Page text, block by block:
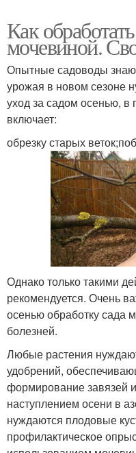
Как
мочевиной.
Опытные садоводы
урожая в новом сезоне
уход за садом осенью,
включает:
обрезку старых
Однако только такими
рекомендуется. Очень
осенью обработку сада
болезней.
Любые растения
удобрений,
формирование завязей
наступлением осени в
нуждаются плодовые
профилактическое